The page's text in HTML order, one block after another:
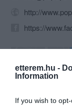
etterem.hu -
Information
If you wish to
http://
https://